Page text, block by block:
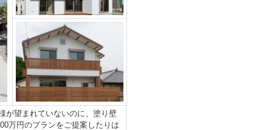
が望まれていないのに、塗り壁
万円のプランをご提案したりは